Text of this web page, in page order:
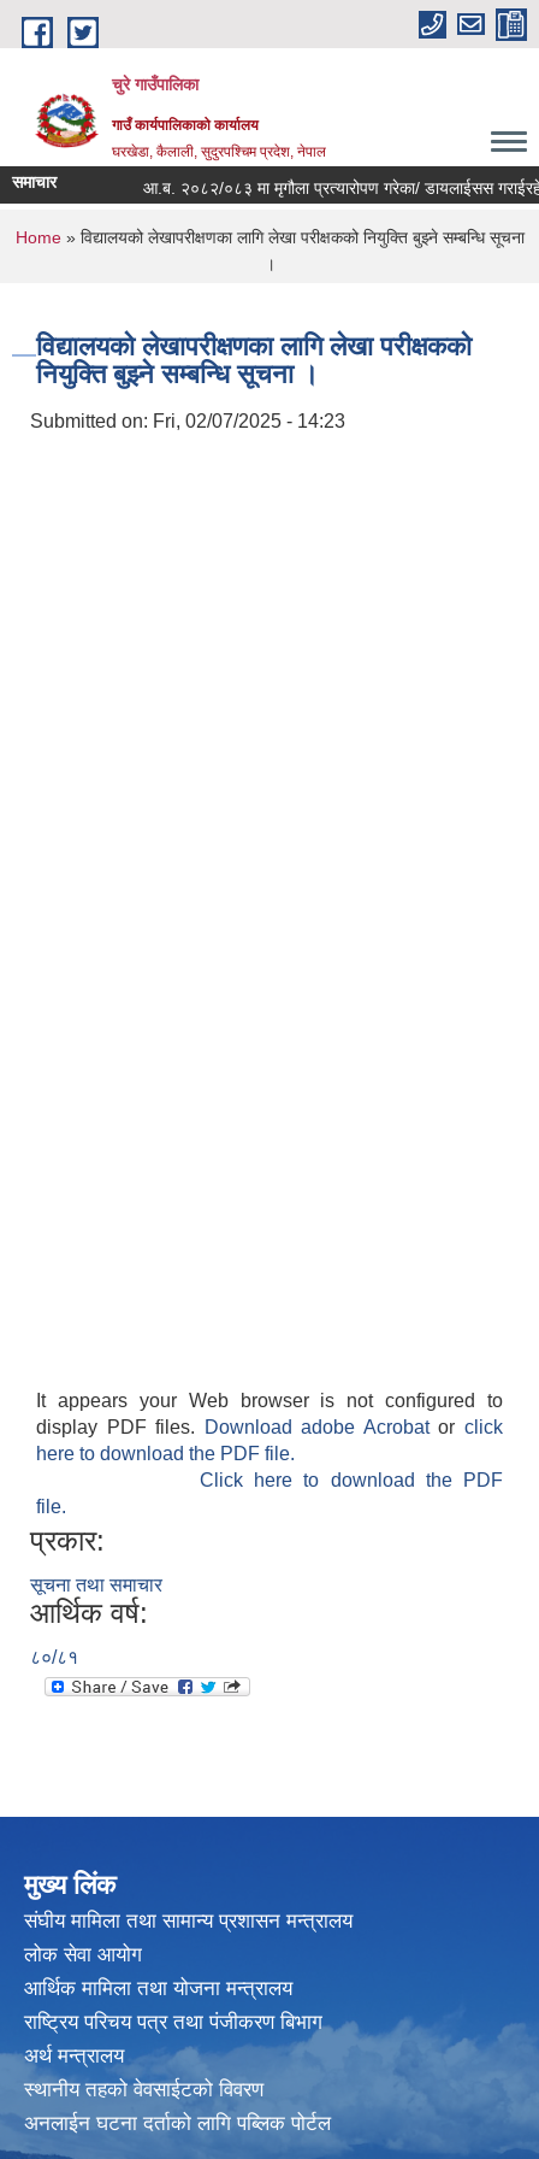
Skip to main content
चुरे गाउँपालिका
गाउँ कार्यपालिकाको कार्यालय
घरखेडा, कैलाली, सुदुरपश्चिम प्रदेश, नेपाल
समाचार आ.ब. २०८२/०८३ मा मृगौला प्रत्यारोपण गरेका/ डायलाईसस
You are here
Home» विद्यालयको लेखापरीक्षणका लागि लेखा परीक्षकको नियुक्ति बुझ्ने सम्बन्धि सूचना
।
विद्यालयको लेखापरीक्षणका लागि लेखा परीक्षकको
नियुक्ति बुझ्ने सम्बन्धि सूचना ।
Submitted on: Fri, 02/07/2025 - 14:23
It appears your Web browser is not configured to
display PDF files.
Download adobe Acrobatorclick
here to download the PDF file.
Click here to download the PDF
file.
प्रकार:
सूचना तथा समाचार
आर्थिक वर्ष:
८०/८१
मुख्य लिंक
संघीय मामिला तथा सामान्य प्रशासन मन्त्रालय
लोक सेवा आयोग
आर्थिक मामिला तथा योजना मन्त्रालय
राष्ट्रिय परिचय पत्र तथा पंजीकरण बिभाग
अर्थ मन्त्रालय
स्थानीय तहको वेवसाईटको विवरण
अनलाईन घटना दर्ताको लागि पब्लिक पोर्टल